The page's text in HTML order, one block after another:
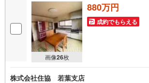
画像26枚
880万円
成約でもらえる
株式会社住協 若葉支店